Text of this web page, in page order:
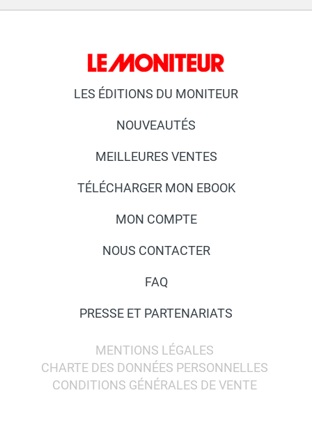
LES ÉDITIONS DU MONITEUR
NOUVEAUTÉS
MEILLEURES VENTES
TÉLÉCHARGER MON EBOOK
MON COMPTE
NOUS CONTACTER
FAQ
PRESSE ET PARTENARIATS
MENTIONS LÉGALES
CHARTE DES DONNÉES PERSONNELLES
CONDITIONS GÉNÉRALES DE VENTE